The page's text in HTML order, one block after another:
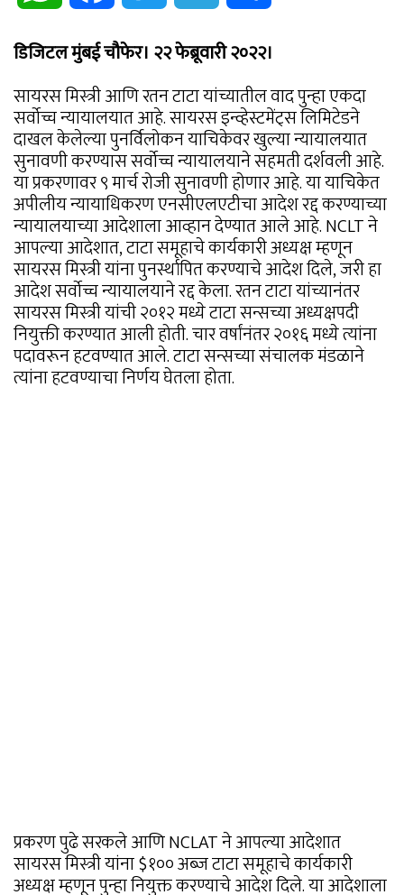
डिजिटल मुंबई चौफेर। २२ फेब्रूवारी २०२२।
सायरस मिस्त्री आणि रतन टाटा यांच्यातील वाद पुन्हा एकदा
सर्वोच्च न्यायालयात आहे. सायरस इन्व्हेस्टमेंट्स लिमिटेडने
दाखल केलेल्या पुनर्विलोकन याचिकेवर खुल्या न्यायालयात
सुनावणी करण्यास सर्वोच्च न्यायालयाने सहमती दर्शवली आहे.
या प्रकरणावर ९ मार्च रोजी सुनावणी होणार आहे. या याचिकेत
अपीलीय न्यायाधिकरण एनसीएलएटीचा आदेश रद्द करण्याच्या
न्यायालयाच्या आदेशाला आव्हान देण्यात आले आहे. NCLT ने
आपल्या आदेशात, टाटा समूहाचे कार्यकारी अध्यक्ष म्हणून
सायरस मिस्त्री यांना पुनर्स्थापित करण्याचे आदेश दिले, जरी हा
आदेश सर्वोच्च न्यायालयाने रद्द केला. रतन टाटा यांच्यानंतर
सायरस मिस्त्री यांची २०१२ मध्ये टाटा सन्सच्या अध्यक्षपदी
नियुक्ती करण्यात आली होती. चार वर्षांनंतर २०१६ मध्ये त्यांना
पदावरून हटवण्यात आले. टाटा सन्सच्या संचालक मंडळाने
त्यांना हटवण्याचा निर्णय घेतला होता.
प्रकरण पुढे सरकले आणि NCLAT ने आपल्या आदेशात
सायरस मिस्त्री यांना $१०० अब्ज टाटा समूहाचे कार्यकारी
अध्यक्ष म्हणून पुन्हा नियुक्त करण्याचे आदेश दिले. या आदेशाला